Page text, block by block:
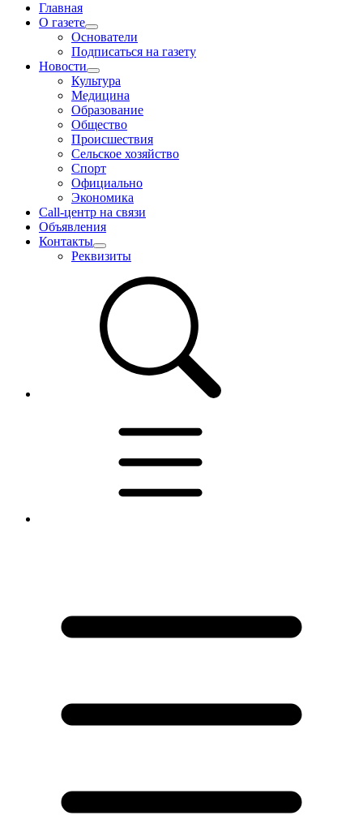
Главная
О газете
Основатели
Подписаться на газету
Новости
Культура
Медицина
Образование
Общество
Происшествия
Сельское хозяйство
Спорт
Официально
Экономика
Call-центр на связи
Объявления
Контакты
Реквизиты